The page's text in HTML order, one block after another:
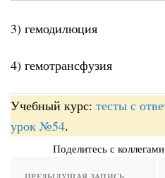
3) гемодилюция
4) гемотрансфузия
Учебный курс: тесты с
урок №54.
Поделитесь с